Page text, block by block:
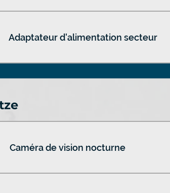
Adaptateur d'alimentation secteur
Caméra de vision nocturne